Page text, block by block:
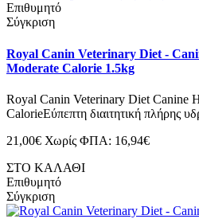
Επιθυμητό
Σύγκριση
Royal Canin Veterinary Diet -
Moderate Calorie 1.5kg
Royal Canin Veterinary Diet Canine
CalorieΕύπεπτη διαιτητική πλήρης
21,00€ Χωρίς ΦΠΑ: 16,94€
ΣΤΟ ΚΑΛΑΘΙ
Επιθυμητό
Σύγκριση